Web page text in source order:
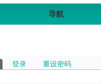
导航
（活动标签）
登录 重设密码